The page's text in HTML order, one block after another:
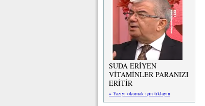
SUDA ERİYEN
VİTAMİNLER PARANIZI
ERİTİR
» Yazıyı okumak için tıklayın